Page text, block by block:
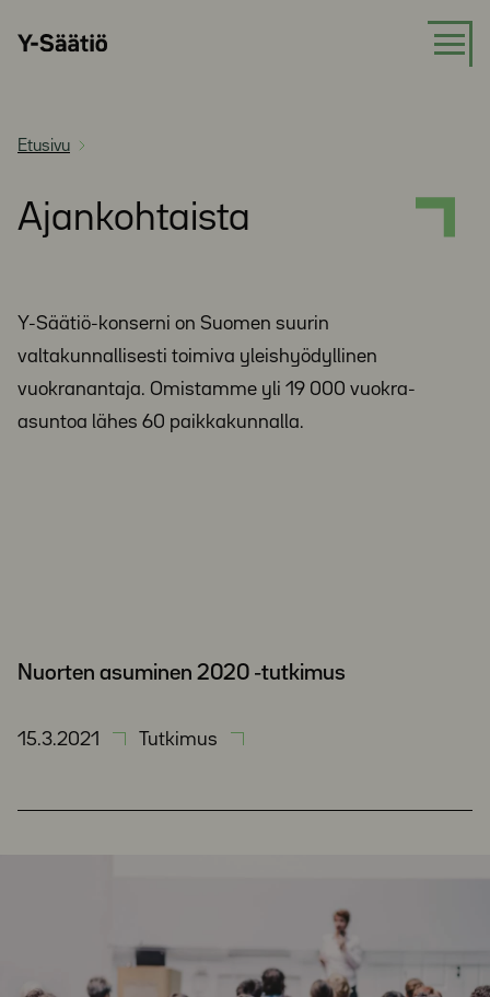
suoraan
Y-
Etusivu
Ajankohtaista
Y-Säätiö-konserni on Suomen suurin
valtakunnallisesti toimiva yleishyödyllinen
vuokranantaja. Omistamme yli 19 000 vuokra-
asuntoa lähes 60 paikkakunnalla.
Nuorten asuminen 2020 -tutkimus
15.3.2021 Tutkimus